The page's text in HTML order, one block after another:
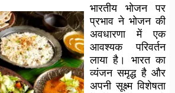
भारतीय भोजन पर
प्रभाव ने भोजन की
अवधारणा में एक
आवश्यक परिवर्तन
लाया है। भारत का
व्यंजन समृद्ध है और
अपनी सूक्ष्म विशेषता